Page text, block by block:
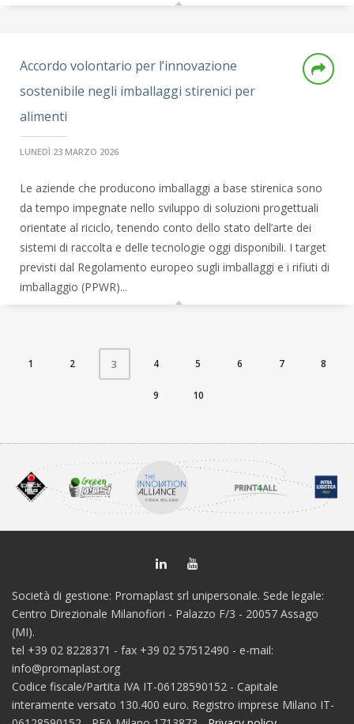
Accordo volontario per l’innovazione
sostenibile negli imballaggi stirenici per
alimenti
LUNEDÌ 23 MARZO 2026
Le aziende che producono imballaggi a base stirenica sono
da tempo impegnate nello sviluppo di soluzioni progettuali
orientate al riciclo, tenendo conto dello stato dell’arte dei
sistemi di raccolta e delle tecnologie oggi disponibili. I target
previsti dal Regolamento europeo sugli imballaggi e i rifiuti di
imballaggio (PPWR)...
1 2 3 4 5 6 7 8
9 10
Società di gestione: Promaplast srl unipersonale. Sede legale:
Centro Direzionale Milanofiori - Palazzo F/3 - 20057 Assago
(MI).
tel +39 02 8228371 - fax +39 02 57512490 - e-mail:
info@promaplast.org
Codice fiscale/Partita IVA IT-06128590152 - Capitale
interamente versato 130.400 euro. Registro imprese Milano IT-